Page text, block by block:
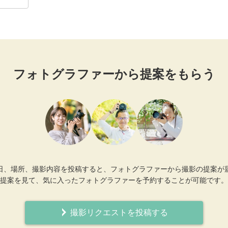
フォトグラファーから提案をもらう
、場所、撮影内容を投稿すると、フォトグラファーから撮影の提案が
提案を見て、気に入ったフォトグラファーを予約することが可能です。
撮影リクエストを投稿する